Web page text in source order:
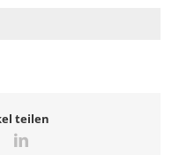
teilen
TwitterLinkedIn